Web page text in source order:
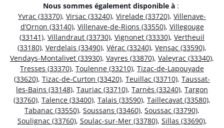
Nous sommes également disponible à :
Yvrac (33370), Virsac (33240), Virelade (33720), Villenave-
d’Ornon (33140), Villenave-de-Rions (33550), Villegouge
(33141), Villandraut (33730), Vignonet (33330), Vertheuil
(33180), Verdelais (33490), Vérac (33240), Vensac (33590),
Vendays-Montalivet (33930), Vayres (33870), Valeyrac (33340),
Tresses (33370), Toulenne (33210), Tizac-de-Lapouyade
(33620), Tizac-de-Curton (33420), Teuillac (33710), Taussat-
les-Bains (33148), Tauriac (33710), Tarnès (33240), Targon
(33760), Talence (33400), Talais (33590), Taillecavat (33580),
Tabanac (33550), Soussans (33460), Soussac (33790),
Soulignac (33760), Soulac-sur-Mer (33780), Sillas (33690),